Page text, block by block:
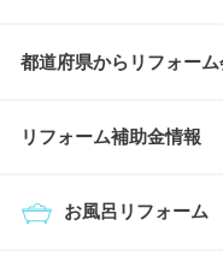
都道府県からリフォー
リフォーム補助金情報
お風呂リフォーム